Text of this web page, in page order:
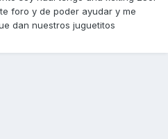
foro y de poder ayudar y me
dan nuestros juguetitos